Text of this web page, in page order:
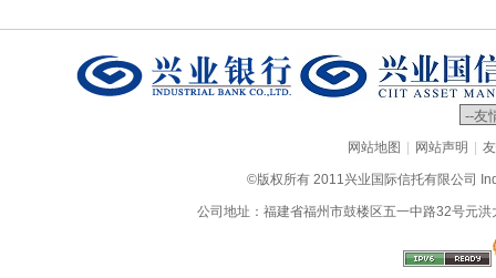
网站地图 | 网站声明 |
©版权所有 2011兴业国际信托有限公司
公司地址：福建省福州市鼓楼区五一中路32号元